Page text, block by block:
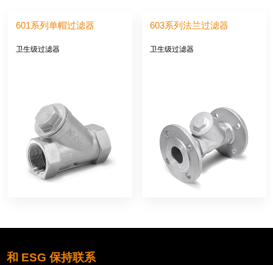
601系列单帽过滤器
卫生级过滤器
603系列法兰过滤器
卫生级过滤器
和 ESG 保持联系